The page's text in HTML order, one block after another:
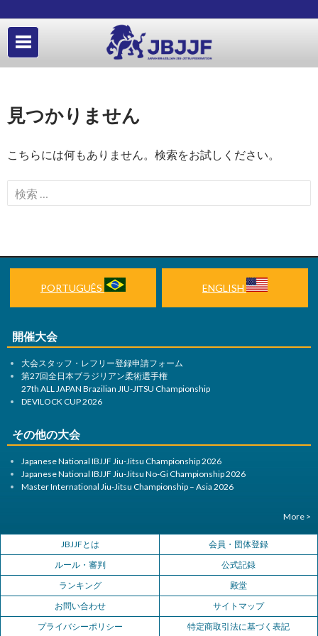
見つかりません
こちらには何もありません。検索をお試しください。
検
索
PORTUGUÊS ENGLISH
開催大会
大会スタッフ・レフリー登録申請フォーム
第27回全日本ブラジリアン柔術選手権
27th ALL JAPAN Brazilian JIU-JITSU Championship
DEVILOCK CUP 2026
その他の大会
Japanese National IBJJF Jiu-Jitsu Championship 2026
Japanese National IBJJF Jiu-Jitsu No-Gi Championship 2026
Master International Jiu-Jitsu Championship – Asia 2026
More >
JBJJFとは
会員・団体登録
ルール・審判
公式記録
ランキング
殿堂
お問い合わせ
サイトマップ
プライバシーポリシー
特定商取引法に基づく表記